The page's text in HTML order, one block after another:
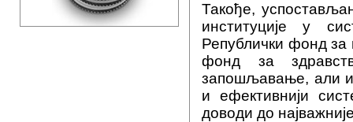
Такође,
институције у
Републички фонд за
фонд за
запошљавање, али
и ефективнији
доводи до